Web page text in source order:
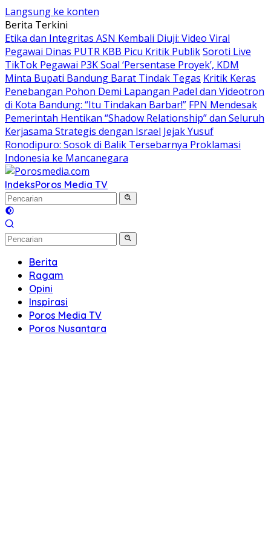
Langsung ke konten
Berita Terkini
Etika dan Integritas ASN Kembali Diuji: Video Viral
Pegawai Dinas PUTR KBB Picu Kritik PublikSoroti Live
TikTok Pegawai P3K Soal ‘Persentase Proyek’, KDM
Minta Bupati Bandung Barat Tindak Tegas Kritik Keras
Penebangan Pohon Demi Lapangan Padel dan Videotron
di Kota Bandung: “Itu Tindakan Barbar!” FPN Mendesak
Pemerintah Hentikan “Shadow Relationship” dan Seluruh
Kerjasama Strategis dengan Israel Jejak Yusuf
Ronodipuro: Sosok di Balik Tersebarnya Proklamasi
Indonesia ke Mancanegara
IndeksPoros Media TV
Berita
Ragam
Opini
Inspirasi
Poros Media TV
Poros Nusantara